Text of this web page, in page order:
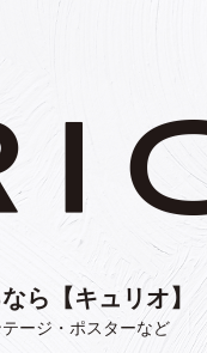
ら【キュリオ】
ージ・ポスターなど